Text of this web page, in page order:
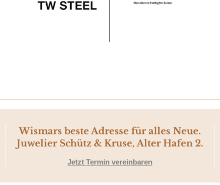
Wismars beste Adresse für alles Neue.
Juwelier Schütz & Kruse, Alter Hafen 2.
Jetzt Termin vereinbaren